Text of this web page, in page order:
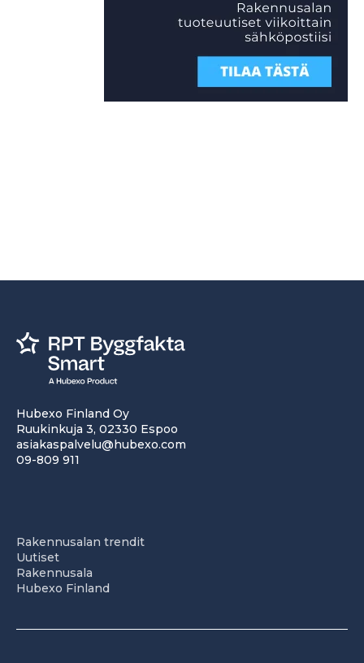
Hubexo Finland Oy
Ruukinkuja 3, 02330 Espoo
asiakaspalvelu@hubexo.com
09-809 911
Rakennusalan trendit
Uutiset
Rakennusala
Hubexo Finland